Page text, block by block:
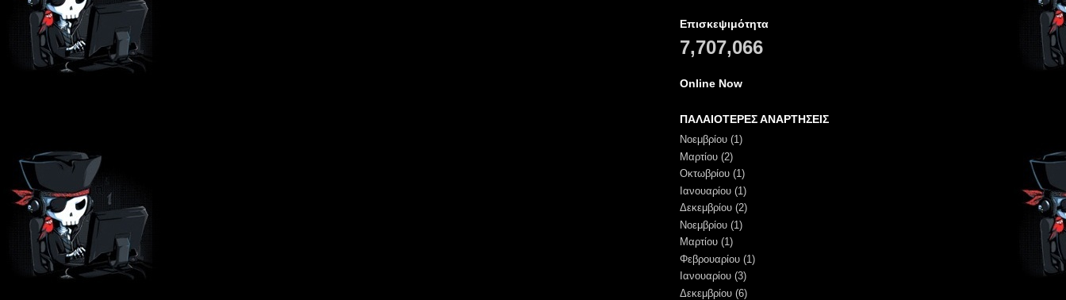
Επισκεψιμότητα
7,707,066
Online Now
ΠΑΛΑΙΟΤΕΡΕΣ ΑΝΑΡΤΗΣΕΙΣ
Νοεμβρίου (1)
Μαρτίου (2)
Οκτωβρίου (1)
Ιανουαρίου (1)
Δεκεμβρίου (2)
Νοεμβρίου (1)
Μαρτίου (1)
Φεβρουαρίου (1)
Ιανουαρίου (3)
Δεκεμβρίου (6)